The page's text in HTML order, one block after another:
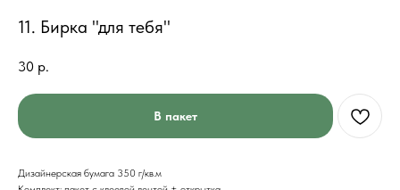
11. Бирка "для тебя"
30 р.
В пакет
Дизайнерская бумага 350 г/кв.м